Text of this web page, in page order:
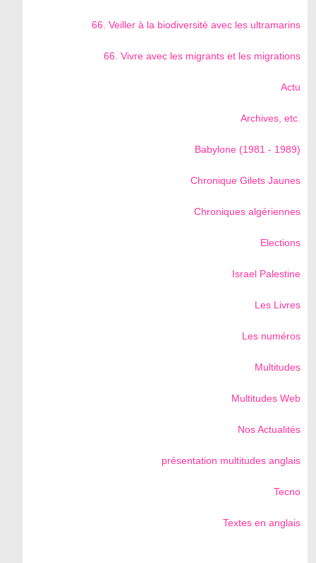
66. Veiller à la biodiversité avec les ultramarins
66. Vivre avec les migrants et les migrations
Actu
Archives, etc.
Babylone (1981 - 1989)
Chronique Gilets Jaunes
Chroniques algériennes
Elections
Israel Palestine
Les Livres
Les numéros
Multitudes
Multitudes Web
Nos Actualités
présentation multitudes anglais
Tecno
Textes en anglais